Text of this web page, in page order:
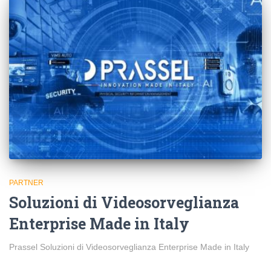
PARTNER
Soluzioni di Videosorveglianza
Enterprise Made in Italy
Prassel Soluzioni di Videosorveglianza Enterprise Made in Italy